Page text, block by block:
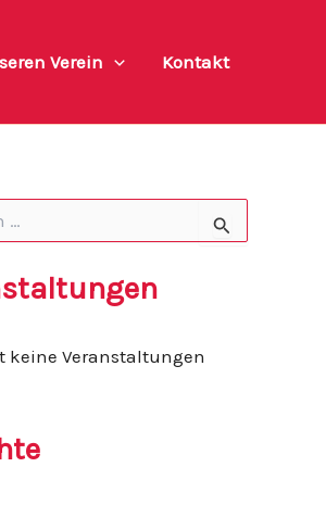
Verein Kontakt
keine Veranstaltungen